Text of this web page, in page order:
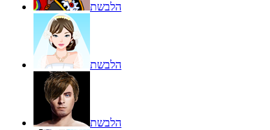
הלבשת
הלבשת
הלבשת